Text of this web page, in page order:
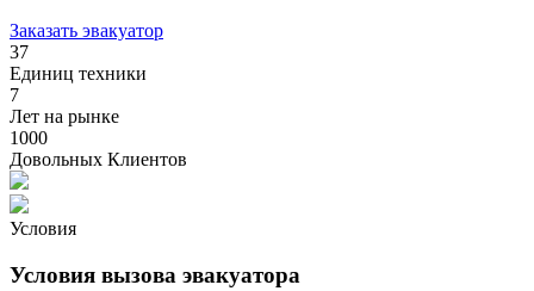
Заказать эвакуатор
37
Единиц техники
7
Лет на рынке
1000
Довольных Клиентов
Условия
Условия вызова эвакуатора